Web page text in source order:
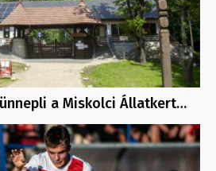
a Miskolci Állatkert…